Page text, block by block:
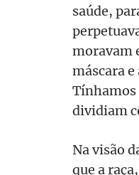
saúde,
moravam
máscara
Tínhamos
dividiam
Na visão
que a